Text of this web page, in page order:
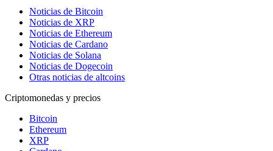
Noticias de Bitcoin
Noticias de XRP
Noticias de Ethereum
Noticias de Cardano
Noticias de Solana
Noticias de Dogecoin
Otras noticias de altcoins
Criptomonedas y precios
Bitcoin
Ethereum
XRP